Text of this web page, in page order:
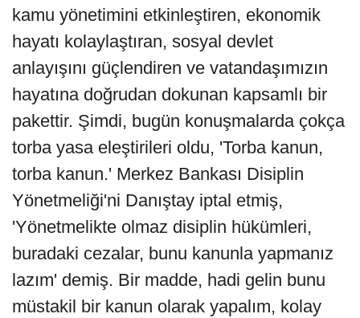
kamu yönetimini etkinleştiren, ekonomik
hayatı kolaylaştıran, sosyal devlet
anlayışını güçlendiren ve vatandaşımızın
hayatına doğrudan dokunan kapsamlı bir
pakettir. Şimdi, bugün konuşmalarda çokça
torba yasa eleştirileri oldu, 'Torba kanun,
torba kanun.' Merkez Bankası Disiplin
Yönetmeliği'ni Danıştay iptal etmiş,
'Yönetmelikte olmaz disiplin hükümleri,
buradaki cezalar, bunu kanunla yapmanız
lazım' demiş. Bir madde, hadi gelin bunu
müstakil bir kanun olarak yapalım, kolay